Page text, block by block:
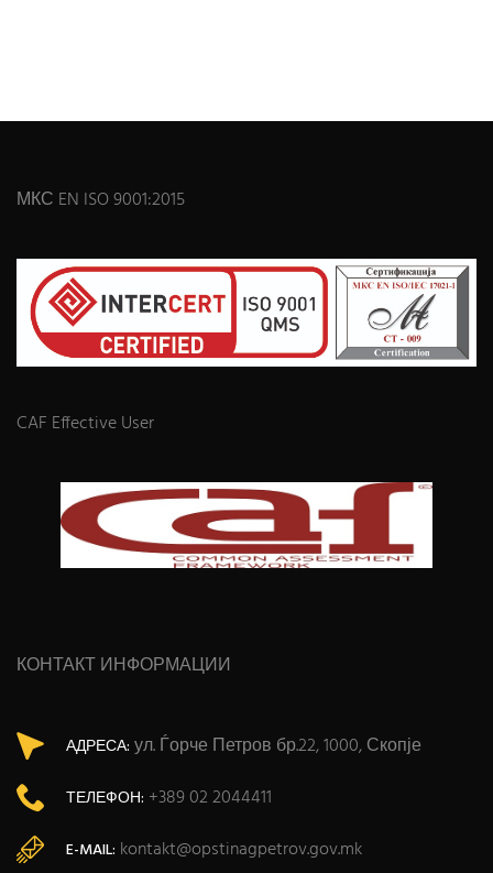
МКС EN ISO 9001:2015
CAF Effective User
КОНТАКТ ИНФОРМАЦИИ
АДРЕСА: ул. Ѓорче Петров бр.22, 1000, Скопје
ТЕЛЕФОН: +389 02 2044411
E-MAIL: kontakt@opstinagpetrov.gov.mk